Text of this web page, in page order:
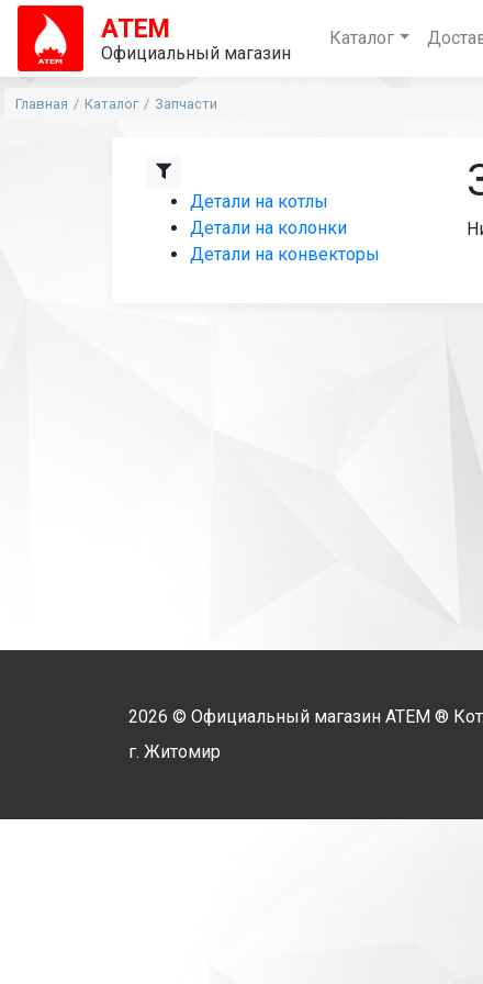
АТЕМ
Официальный магазин
Каталог
Главная Каталог Запчасти
Детали на котлы
Детали на колонки
Детали на конвекторы
2026 © Официальный магазин АТЕМ ®
г. Житомир